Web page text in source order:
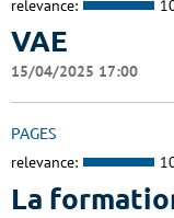
relevance:
VAE
15/04/2025 17:00
PAGES
relevance:
La